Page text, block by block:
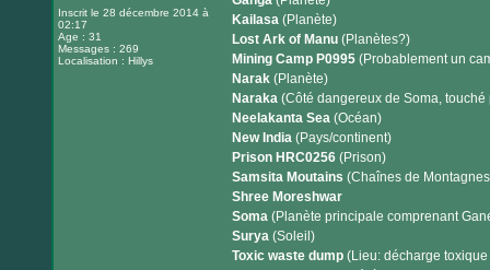
Inscrit le 28 décembre 2014 à
02:17
Age : 31
Messages : 269
Localisation : Hillys
Kailasa(Planète)
Lost Ark of Manu(Planètes?)
Mining Camp P0995(Probablement un
Narak(Planète)
Naraka(Côté dangereux de Soma, touché
Neelakanta Sea(Océan)
New India(Pays/continent)
Prison HRC0256(Prison)
Samsita Moutains (Chaînes de
Shree Moreshwar
Soma(Planète principale comprenant
Surya(Soleil)
Toxic waste dump(Lieu: décharge toxique